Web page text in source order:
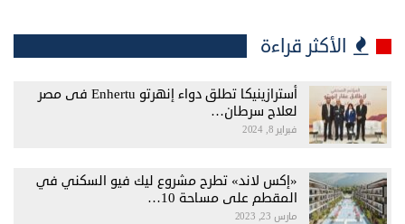
الأكثر قراءة
أسترازينيكا تطلق دواء إنهرتو Enhertu فى مصر
لعلاج سرطان…
فبراير 8, 2024
«إكس لاند» تطرح مشروع ليك فيو السكني في
المقطم على مساحة 10…
مارس 23, 2023